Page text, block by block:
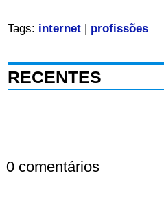
Tags: internet| profissões
RECENTES
0 comentários